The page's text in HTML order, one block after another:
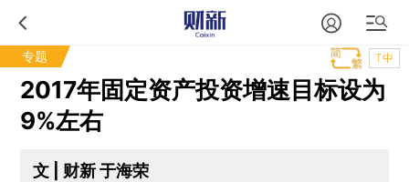
专题 T中
2017年固定资产投资增速目标设为
9%左右
文 | 财新 于海荣